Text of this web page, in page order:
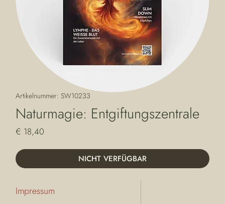
Artikelnummer: SW10233
Naturmagie: Entgiftungszentrale
€ 18,40
NICHT VERFÜGBAR
Impressum